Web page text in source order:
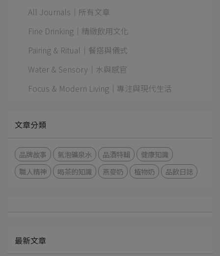
All Journals｜所有文章
Fine Drinking｜精緻飲用文化
Pairing & Ritual｜餐搭與儀式
Water & Sensory｜水與感官
Focus & Modern Living｜專注與現代生活
文章分類
品牌故事 氣泡礦泉水 品酒特輯
健康知識
職人精神
喝茶的知識 燕麥奶 植物奶 品飲日誌
最新文章